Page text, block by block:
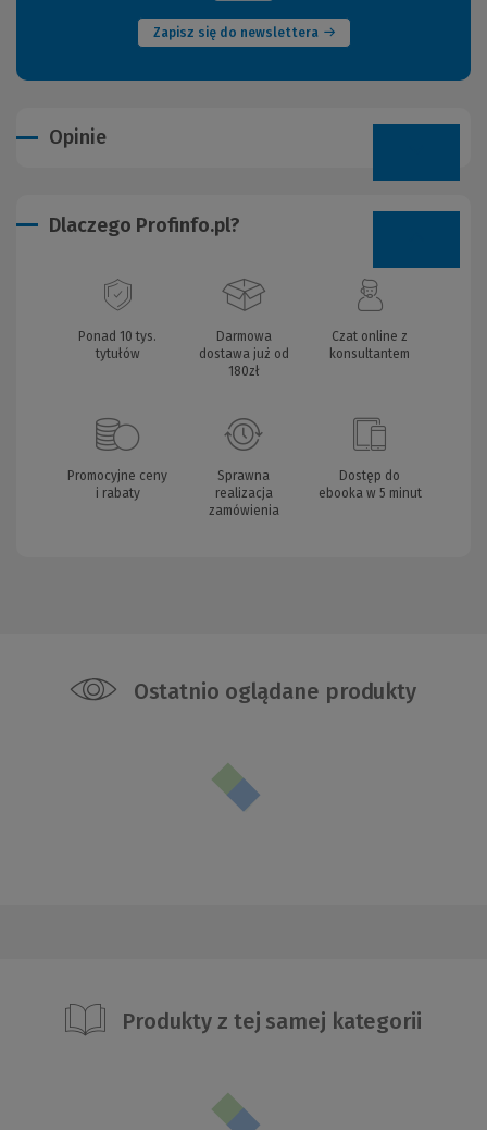
Zapisz się do newslettera
Opinie
Dlaczego Profinfo.pl?
Ponad 10 tys.
tytułów
Darmowa
dostawa już od
180zł
Czat online z
konsultantem
Promocyjne ceny
i rabaty
Sprawna
realizacja
zamówienia
Dostęp do
ebooka w 5 minut
Ostatnio oglądane produkty
Produkty z tej samej kategorii